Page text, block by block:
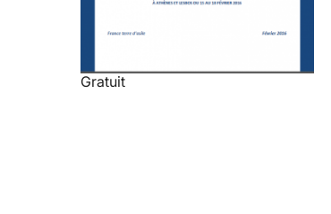
Gratuit